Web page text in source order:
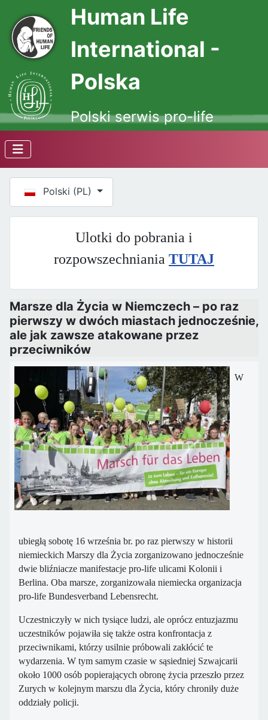
Human Life
International -
Polska
Polski serwis pro-life
Wybierz swój język
Polski (PL)
Ulotki do pobrania i
rozpowszechniania TUTAJ
Marsze dla Życia w Niemczech – po raz
pierwszy w dwóch miastach jednocześnie,
ale jak zawsze atakowane przez
przeciwników
W
ubiegłą sobotę 16 września br. po raz pierwszy w historii
niemieckich Marszy dla Życia zorganizowano jednocześnie
dwie bliźniacze manifestacje pro-life ulicami Kolonii i
Berlina. Oba marsze, zorganizowała niemiecka organizacja
pro-life Bundesverband Lebensrecht.
Uczestniczyły w nich tysiące ludzi, ale oprócz entuzjazmu
uczestników pojawiła się także ostra konfrontacja z
przeciwnikami, którzy usilnie próbowali zakłócić te
wydarzenia. W tym samym czasie w sąsiedniej Szwajcarii
około 1000 osób popierających obronę życia przeszło przez
Zurych w kolejnym marszu dla Życia, który chroniły duże
oddziały policji.